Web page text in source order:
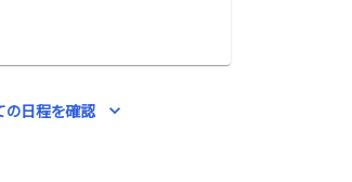
の日程を確認